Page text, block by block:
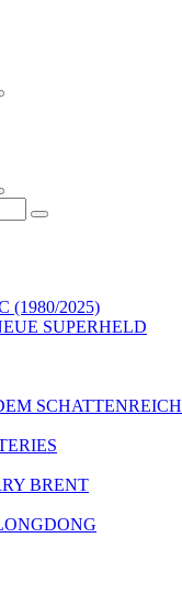
…
…
Suchen …
(1980/2025)
SUPERHELD
SCHATTENREICH
BRENT